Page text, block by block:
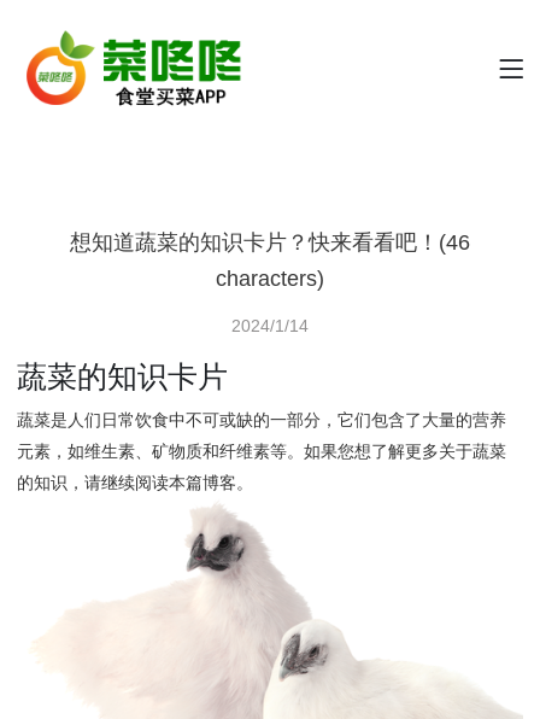
想知道蔬菜的知识卡片？快来看看吧！(46
characters)
2024/1/14
蔬菜的知识卡片
蔬菜是人们日常饮食中不可或缺的一部分，它们包含了大量的营养
元素，如维生素、矿物质和纤维素等。如果您想了解更多关于蔬菜
的知识，请继续阅读本篇博客。